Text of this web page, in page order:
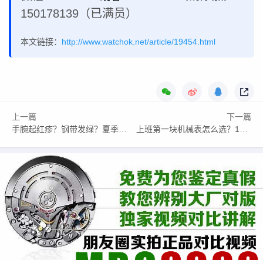
150178139（已满员）
本文链接： http://www.watchok.net/article/19454.html
上一篇
手腕起红疹？钢带发绿？夏季腕表避坑：耐腐蚀材质+透气表带选购全攻略
下一篇
上班第一块机械表怎么选？1万预算这三款：戴十年不过时